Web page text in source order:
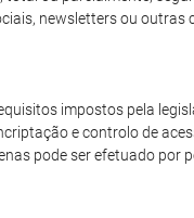
newsletters ou outras
impostos pela
e controlo de
pode ser efetuado por